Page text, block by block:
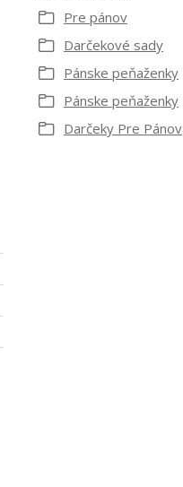
Pre pánov
Darčekové sady
Pánske peňaženky
Pánske peňaženky
Darčeky Pre Pánov